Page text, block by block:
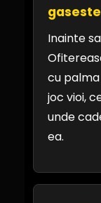
Inainte
cu palma
joc vioi,
unde
ea.